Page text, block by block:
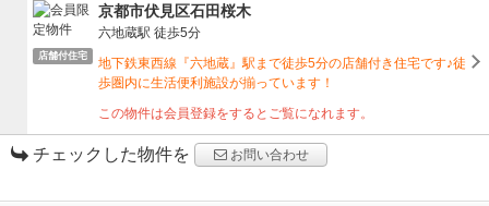
店舗付住宅
京都市伏見区石田桜木
六地蔵駅 徒歩5分
地下鉄東西線『六地蔵』駅まで徒歩5分の店舗付き住宅です♪徒
歩圏内に生活便利施設が揃っています！
この物件は会員登録をするとご覧になれます。
チェックした物件を お問い合わせ